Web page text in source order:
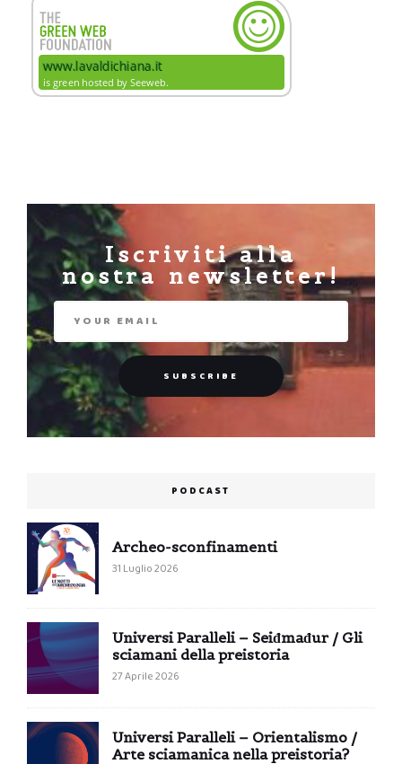
Iscriviti alla
nostra newsletter!
PODCAST
Archeo-sconfinamenti
31 Luglio 2026
Universi Paralleli – Seiđmađur / Gli
sciamani della preistoria
27 Aprile 2026
Universi Paralleli – Orientalismo /
Arte sciamanica nella preistoria?